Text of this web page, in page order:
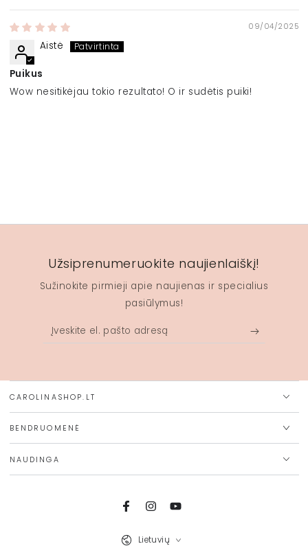
09/04/2025
Aistė
Puikus
Wow nesitikėjau tokio rezultato! O ir sudėtis puiki!
Užsiprenumeruokite naujienlaiškį!
Sužinokite pirmieji apie naujienas ir specialius
pasiūlymus!
Įveskite
el.
CAROLINASHOP.LT
BENDRUOMENĖ
NAUDINGA
FacebookInstagram
Youtube
Lietuvių